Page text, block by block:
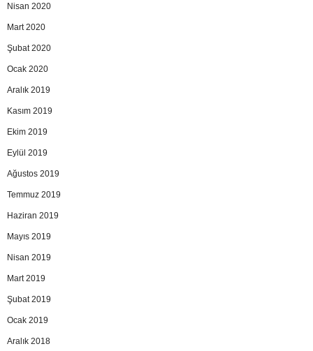
Nisan 2020
Mart 2020
Şubat 2020
Ocak 2020
Aralık 2019
Kasım 2019
Ekim 2019
Eylül 2019
Ağustos 2019
Temmuz 2019
Haziran 2019
Mayıs 2019
Nisan 2019
Mart 2019
Şubat 2019
Ocak 2019
Aralık 2018